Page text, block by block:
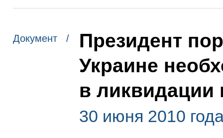
Документ /
Президент
Украине
в ликвидации
30 июня 2010